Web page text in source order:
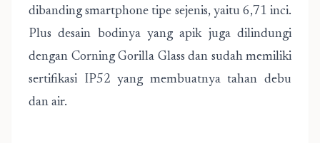
dibanding smartphone tipe sejenis, yaitu 6,71 inci.
Plus desain bodinya yang apik juga dilindungi
dengan Corning Gorilla Glass dan sudah memiliki
sertifikasi IP52 yang membuatnya tahan debu
dan air.